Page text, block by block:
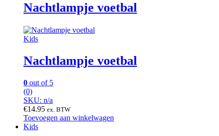
Nachtlampje voetbal
Kids
Nachtlampje voetbal
0 out of 5
(0)
SKU: n/a
€14.95 ex. BTW
Toevoegen aan winkelwagen
Kids